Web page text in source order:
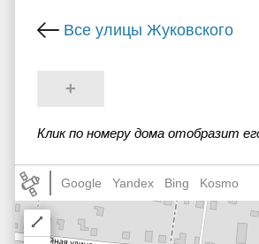
Все улицы Жуковского
+
Клик по номеру дома отобразит
Google Yandex Bing Kosmo
Draw